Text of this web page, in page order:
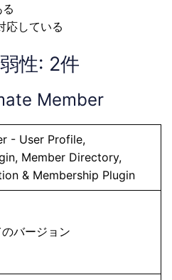
応している
性: 2件
Member
- User Profile,
Member Directory,
& Membership Plugin
バージョン